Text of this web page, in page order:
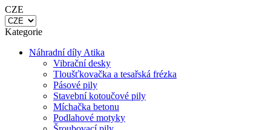
Kategorie
Náhradní díly Atika
Vibrační desky
Tloušťkovačka a tesařská frézka
Pásové pily
Stavební kotoučové pily
Míchačka betonu
Podlahové motyky
Šroubovací pily
Šnek